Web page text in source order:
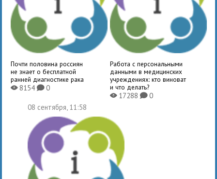
Почти половина россиян
не знает о бесплатной
ранней диагностике рака
X8154K0
Работа с персональными
данными в медицинских
учреждениях: кто виноват
и что делать?
X17288 K0
08 сентября, 11:58